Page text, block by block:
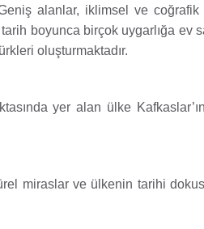
alanlar, iklimsel ve
boyunca birçok uygarlığa ev
oluşturmaktadır.
yer alan ülke
miraslar ve ülkenin tarihi